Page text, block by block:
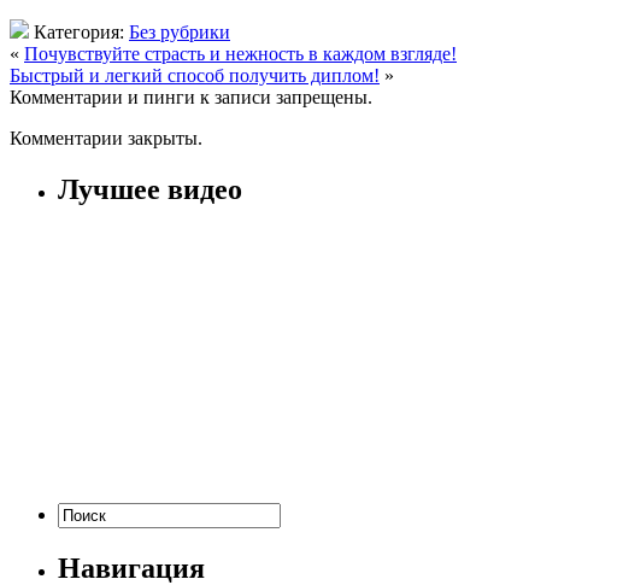
Категория: Без рубрики
« Почувствуйте страсть и нежность в каждом взгляде!
Быстрый и легкий способ получить диплом! »
Комментарии и пинги к записи запрещены.
Комментарии закрыты.
Лучшее видео
Навигация